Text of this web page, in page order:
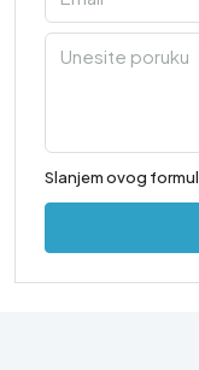
Slanjem ovog